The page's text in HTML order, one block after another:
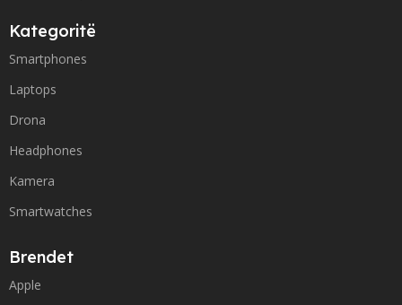
Kategoritë
Smartphones
Laptops
Drona
Headphones
Kamera
Smartwatches
Brendet
Apple